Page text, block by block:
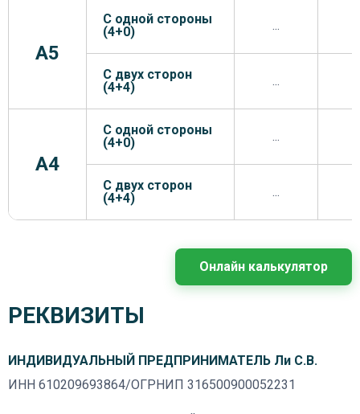
A5
С одной стороны
(4+0)
...
С двух сторон
(4+4)
...
A4
С одной стороны
(4+0)
...
С двух сторон
(4+4)
...
Онлайн калькулятор
РЕКВИЗИТЫ
ИНДИВИДУАЛЬНЫЙ ПРЕДПРИНИМАТЕЛЬ Ли С.В.
ИНН 610209693864/ОГРНИП 316500900052231